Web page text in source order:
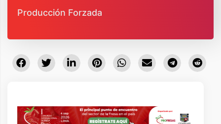
Producción Forzada